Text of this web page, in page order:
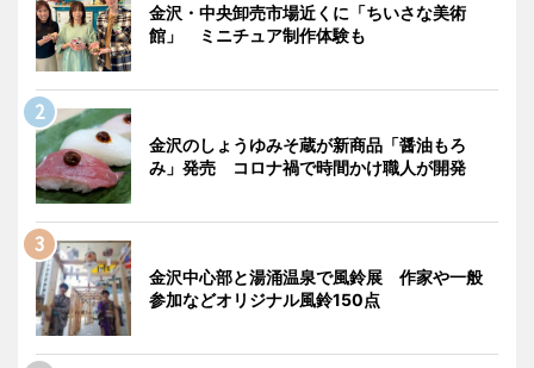
金沢・中央卸売市場近くに「ちいさな美術
館」 ミニチュア制作体験も
金沢のしょうゆみそ蔵が新商品「醤油もろ
み」発売 コロナ禍で時間かけ職人が開発
金沢中心部と湯涌温泉で風鈴展 作家や一般
参加などオリジナル風鈴150点